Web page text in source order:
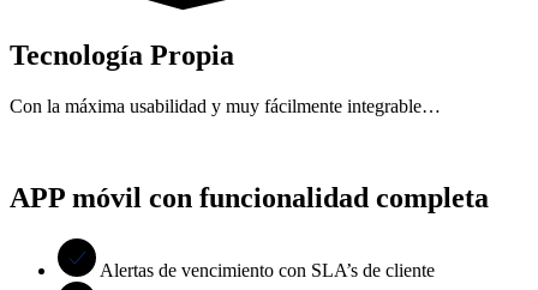
Tecnología Propia
Con la máxima usabilidad y muy fácilmente integrable…
APP móvil con funcionalidad completa
Alertas de vencimiento con SLA’s de cliente